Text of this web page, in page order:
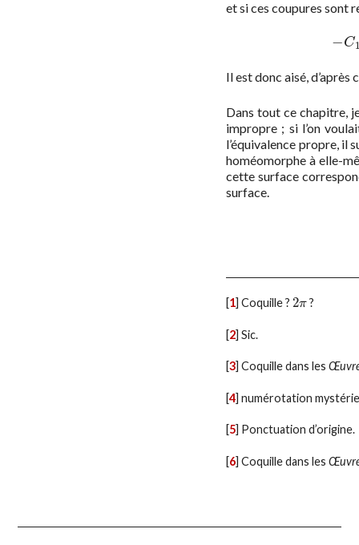
et si ces coupures sont
−C
Il est donc aisé,
Dans tout ce chapitre,
impropre ; si l’on
l’équivalence propre, il
homéomorphe à elle-
cette surface
surface.
[1]Coquille ? 2π
2π?
[2]Sic.
[3]Coquille dans les
[4]numérotation
[5] Ponctuation d’origine.
[6]Coquille dans les